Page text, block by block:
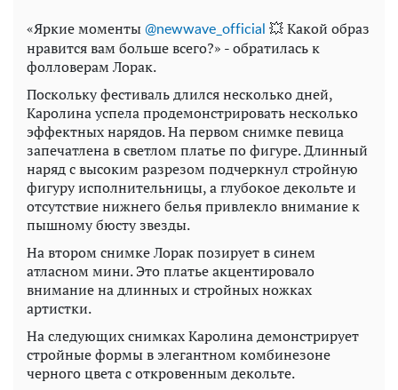
«Яркие моменты @newwave_official 💥 Какой образ
нравится вам больше всего?» - обратилась к
фолловерам Лорак.
Поскольку фестиваль длился несколько дней,
Каролина успела продемонстрировать несколько
эффектных нарядов. На первом снимке певица
запечатлена в светлом платье по фигуре. Длинный
наряд с высоким разрезом подчеркнул стройную
фигуру исполнительницы, а глубокое декольте и
отсутствие нижнего белья привлекло внимание к
пышному бюсту звезды.
На втором снимке Лорак позирует в синем
атласном мини. Это платье акцентировало
внимание на длинных и стройных ножках
артистки.
На следующих снимках Каролина демонстрирует
стройные формы в элегантном комбинезоне
черного цвета с откровенным декольте.